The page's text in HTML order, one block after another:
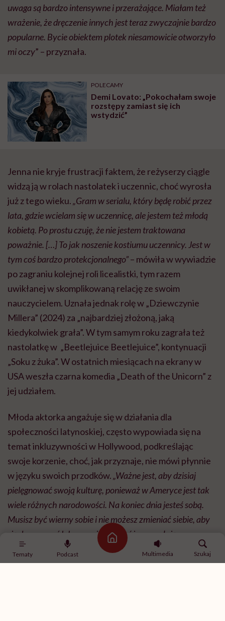
Tematy Podcast
Strona główna
Multimedia
Szukaj
uwaga są bardzo intensywne i przerażające. Miałam też
wrażenie, że dręczenie innych jest teraz zwyczajnie bardzo
popularne. Bycie obiektem plotek niesamowicie otworzyło
mi oczy” – przyznała.
POLECAMY
Demi Lovato: „Pokochałam swoje
rozstępy zamiast się ich
wstydzić”
Jenna nie kryje frustracji faktem, że reżyserzy ciągle
widzą ją w rolach nastolatek i uczennic, choć wyrosła
już z tego wieku.„Gram w serialu, który będę robić przez
lata, gdzie wcielam się w uczennicę, ale jestem też młodą
kobietą. Po prostu czuję, że nie jestem traktowana
poważnie. […] To jak noszenie kostiumu uczennicy. Jest w
tym coś bardzo protekcjonalnego”– mówiła w wywiadzie
po zagraniu kolejnej roli licealistki, tym razem
uwikłanej w skomplikowaną relację ze swoim
nauczycielem. Uznała jednak rolę w „Dziewczynie
Millera” (2024) za „najbardziej złożoną, jaką
kiedykolwiek grała”. W tym samym roku zagrała też
nastolatkę w „Beetlejuice Beetlejuice”, kontynuacji
„Soku z żuka”. W ostatnich miesiącach na ekrany w
USA weszła czarna komedia „Death of the Unicorn” z
jej udziałem.
Młoda aktorka angażuje się w działania dla
społeczności latynoskiej, często wypowiada się na
temat inkluzywności w Hollywood, podkreślając
swoje korzenie, choć, jak przyznaje, nie mówi płynnie
w języku swoich przodków.„Ważne jest, aby dzisiaj
pielęgnować swoją kulturę, ponieważ w Ameryce jest tak
wiele różnych narodowości. Na koniec dnia jesteś sobą.
Musisz być wierny sobie i nie możesz zmieniać siebie, aby
się dopasować lub sprawić, by ktoś inny czuł się
komfortowo”
– mówiła w rozmowie z „Teen Vogue”.